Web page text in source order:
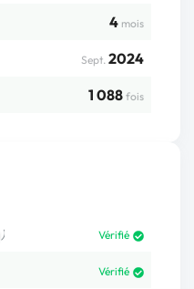
4 mois
Sept. 2024
1 088 fois
) Vérifié
Vérifié